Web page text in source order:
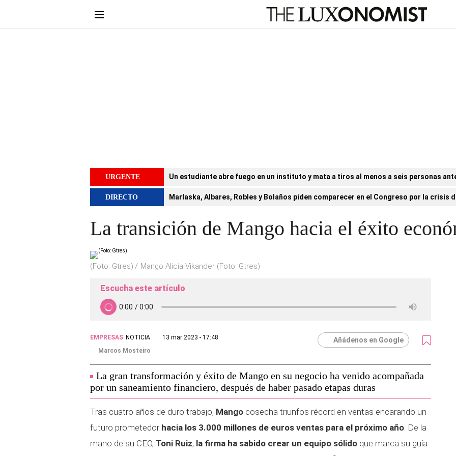
URGENTE Un estudiante abre fuego en un instituto y mata a tiros al menos a seis personas
DIRECTO Marlaska, Albares, Robles y Bolaños piden comparecer en el Congreso por la crisis
La transición de Mango hacia el éxito
(Foto: Gtres) Mango Alicia Vikander (Foto: Gtres)
Escucha este artículo
EMPRESAS NOTICIA
13 mar 2023 - 17:48
Marcos Mosteiro
Añádenos en Google
La gran transformación y éxito de Mango en su negocio ha venido acompañada
por un saneamiento financiero, después de haber pasado etapas duras
Tras cuatro años de duro trabajo, Mango cosecha triunfos récord en ventas encarando un
futuro prometedor hacia los 3.000 millones de euros ventas para el próximo año. De la
mano de su CEO, Toni Ruiz, la firma ha sabido crear un equipo sólido que marca su guía